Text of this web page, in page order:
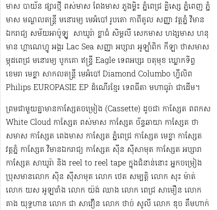
មាស បាយ័ន ផ្សារថ្មី ពស់មាស ពែងមាស ភួងម្លិះ ភ្នំពេជ្រ គ្លិស្សេ ភ្នំពេញ ភ្នំ
មាស មណ្ឌលតន្រ្តី មនោរម្យ មេអំបៅ រូបតោ កាពីតូល សញ្ញា វត្តភ្នំ វិមាន
ឯករាជ្យ សម័យអាប៉ូឡូ ​​​ សាឃូរ៉ា ខ្លាធំ សិម្ពលី សេកមាស ហង្សមាស ហនុ
មាន ហ្គាណេហ្វូ​ អង្គរ Lac Sea សញ្ញា អប្សារា អូឡាំពិក កីឡា ថាសមាស
ម្កុដពេជ្រ មនោរម្យ បូកគោ ឥន្ទ្រី Eagle ទេពអប្សរ ចតុមុខ ឃ្លោកទិព្វ
ខេមរា មេខ្លា សាកលតន្ត្រី មេអំបៅ Diamond Columbo ហ្វីលិព
Philips EUROPASIE EP ដំណើរខ្មែរ​ ទេពធីតា មហាធូរ៉ា ជាដើម​។
ព្រមជាមួយគ្នាមានកាសែ្សតចម្រៀង (Cassette) ដូចជា កាស្សែត ពពកស
White Cloud កាស្សែត ពស់មាស កាស្សែត ច័ន្ទឆាយា កាស្សែត ថា
សមាស កាស្សែត ពេងមាស កាស្សែត ភ្នំពេជ្រ កាស្សែត មេខ្លា កាស្សែត
វត្តភ្នំ កាស្សែត វិមានឯករាជ្យ កាស្សែត ស៊ីន ស៊ីសាមុត កាស្សែត អប្សារា
កាស្សែត សាឃូរ៉ា និង reel to reel tape ក្នុងជំនាន់នោះ អ្នកចម្រៀង
ប្រុសមាន​លោក ស៊ិន ស៊ីសាមុត លោក ​ថេត សម្បត្តិ លោក សុះ ម៉ាត់
លោក យស អូឡារាំង លោក យ៉ង់ ឈាង លោក ពេជ្រ សាមឿន លោក
គាង យុទ្ធហាន លោក ជា សាវឿន លោក ថាច់ សូលី លោក ឌុច គឹមហាក់